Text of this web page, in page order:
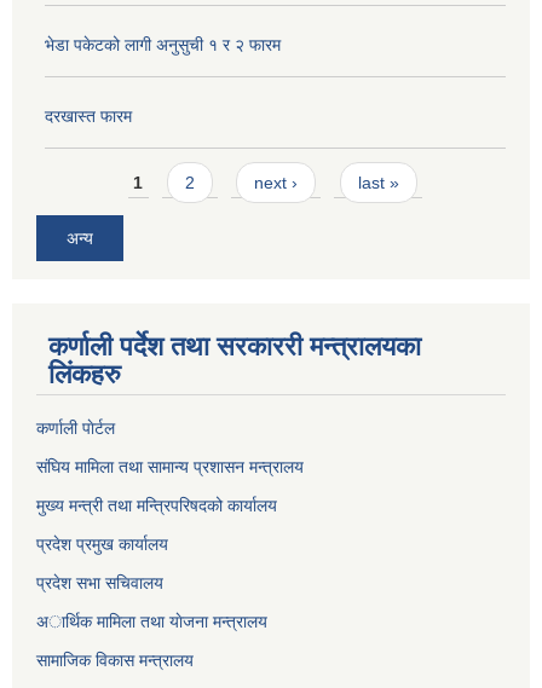
भेडा पकेटको लागी अनुसुची १ र २ फारम
दरखास्त फारम
Pages1 2 next › last »
अन्य
कर्णाली पर्देश तथा सरकाररी मन्त्रालयका
लिंकहरु
कर्णाली पाेर्टल
संघिय मामिला तथा सामान्य प्रशासन मन्त्रालय
मुख्य मन्त्री तथा मन्त्रिपरिषदको कार्यालय
प्रदेश प्रमुख कार्यालय
प्रदेश सभा सचिवालय
अार्थिक मामिला तथा याेजना मन्त्रालय
सामाजिक विकास मन्त्रालय